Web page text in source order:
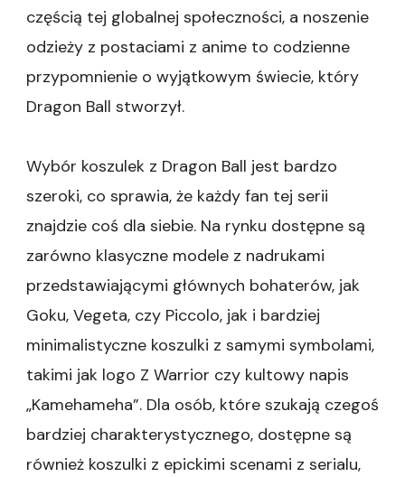
częścią tej globalnej społeczności, a noszenie
odzieży z postaciami z anime to codzienne
przypomnienie o wyjątkowym świecie, który
Dragon Ball stworzył.
Wybór koszulek z Dragon Ball jest bardzo
szeroki, co sprawia, że każdy fan tej serii
znajdzie coś dla siebie. Na rynku dostępne są
zarówno klasyczne modele z nadrukami
przedstawiającymi głównych bohaterów, jak
Goku, Vegeta, czy Piccolo, jak i bardziej
minimalistyczne koszulki z samymi symbolami,
takimi jak logo Z Warrior czy kultowy napis
„Kamehameha”. Dla osób, które szukają czegoś
bardziej charakterystycznego, dostępne są
również koszulki z epickimi scenami z serialu,